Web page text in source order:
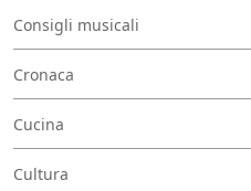
Consigli musicali
Cronaca
Cucina
Cultura